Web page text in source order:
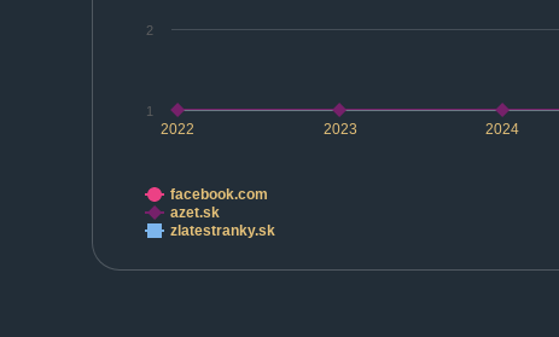
2022 2023 2024
1
2
facebook.com
azet.sk
zlatestranky.sk